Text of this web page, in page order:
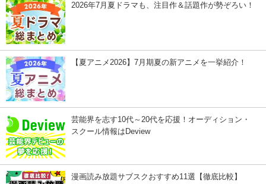
2026年7月夏ドラマも、注目作＆話題作が勢ぞろい！
【夏アニメ2026】7月期夏の新アニメを一挙紹介！
芸能界を志す10代～20代を応援！オーディション・
スクール情報はDeview
漫画読み放題サブスクおすすめ11選【徹底比較】